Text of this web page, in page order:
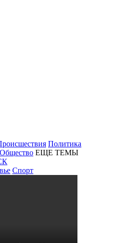
Политика
Общество ЕЩЕ ТЕМЫ
Спорт